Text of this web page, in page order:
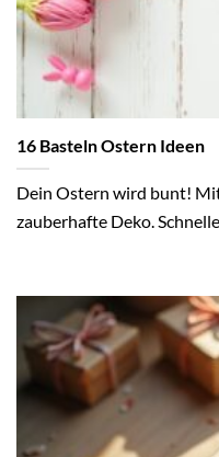
16 Basteln Ostern Ideen
Dein Ostern wird bunt!
zauberhafte Deko.